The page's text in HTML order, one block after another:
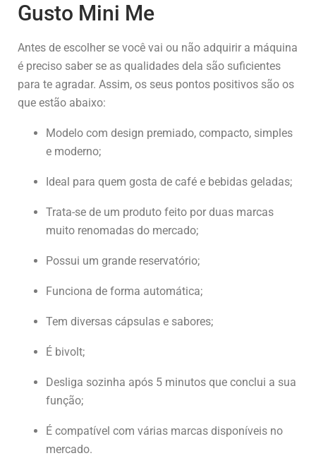
Gusto Mini Me
Antes de escolher se você vai ou não adquirir a máquina
é preciso saber se as qualidades dela são suficientes
para te agradar. Assim, os seus pontos positivos são os
que estão abaixo:
Modelo com design premiado, compacto, simples
e moderno;
Ideal para quem gosta de café e bebidas geladas;
Trata-se de um produto feito por duas marcas
muito renomadas do mercado;
Possui um grande reservatório;
Funciona de forma automática;
Tem diversas cápsulas e sabores;
É bivolt;
Desliga sozinha após 5 minutos que conclui a sua
função;
É compatível com várias marcas disponíveis no
mercado.